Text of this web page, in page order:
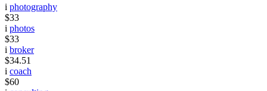
i photography
$33
i photos
$33
i broker
$34.51
i coach
$60